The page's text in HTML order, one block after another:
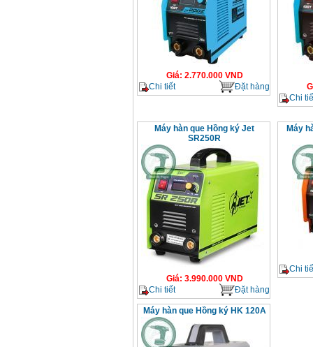
Giá: 2.770.000VND
Chi tiết
Đặt hàng
Chi
Máy hàn que Hồng ký Jet
SR250R
Giá: 3.990.000VND
Chi tiết
Đặt hàng
Máy
Chi
Máy hàn que Hồng ký HK 120A